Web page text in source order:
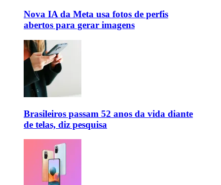
Nova IA da Meta usa fotos de perfis
abertos para gerar imagens
Brasileiros passam 52 anos da vida diante
de telas, diz pesquisa